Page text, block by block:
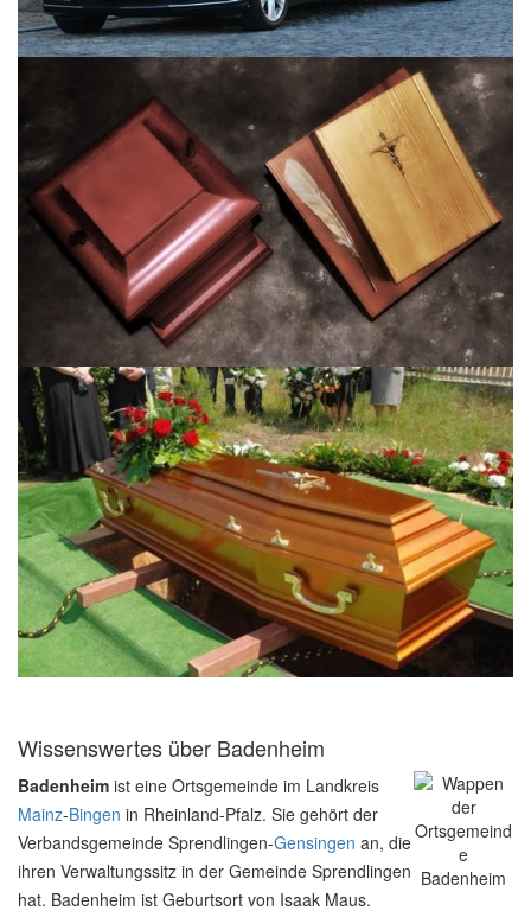
Wissenswertes über Badenheim
Badenheim ist eine Ortsgemeinde im Landkreis
Mainz-Bingen in Rheinland-Pfalz. Sie gehört der
Verbandsgemeinde Sprendlingen-Gensingen an, die
ihren Verwaltungssitz in der Gemeinde Sprendlingen
hat. Badenheim ist Geburtsort von Isaak Maus.